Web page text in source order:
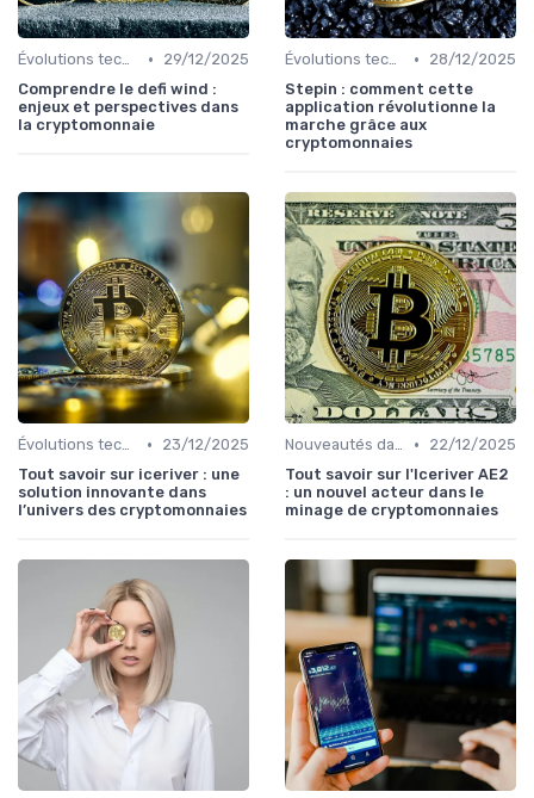
Évolutions technologiques (DeFi, NFTs, etc.) •
29/12/2025
Comprendre le defi wind :
enjeux et perspectives dans
la cryptomonnaie
Évolutions technologiques (DeFi, NFTs, etc.) •
28/12/2025
Stepin : comment cette
application révolutionne la
marche grâce aux
cryptomonnaies
Évolutions technologiques (DeFi, NFTs, etc.) •
23/12/2025
Tout savoir sur iceriver : une
solution innovante dans
l’univers des cryptomonnaies
Nouveautés dans le monde des cryptos •
22/12/2025
Tout savoir sur l'Iceriver AE2
: un nouvel acteur dans le
minage de cryptomonnaies